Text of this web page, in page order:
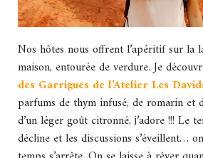
Nos hôtes nous offrent l’apéritif sur la
maison, entourée de verdure. Je
des Garrigues de l’Atelier Les
parfums de thym infusé, de romarin et
d’un léger goût citronné, j’adore !!! Le
décline et les discussions s’éveillent…